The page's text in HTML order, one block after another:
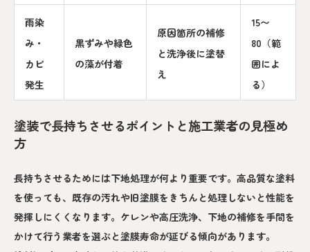
雨染
み・
カビ
発生
黒ずみや緑色
の藻が付着
原因箇所の補修
と洗浄後に塗替
え
15〜
80（範
囲によ
る）
塗装で長持ちさせるポイントと施工業者の見極め
方
長持ちさせるためには下地処理が何より重要です。高品質な塗料
を使っても、既存の汚れや旧塗膜をきちんと処理しないと性能を
発揮しにくくなります。ケレンや高圧洗浄、下地の補修を手間を
かけて行う業者を選ぶと塗膜寿命が延びる傾向があります。